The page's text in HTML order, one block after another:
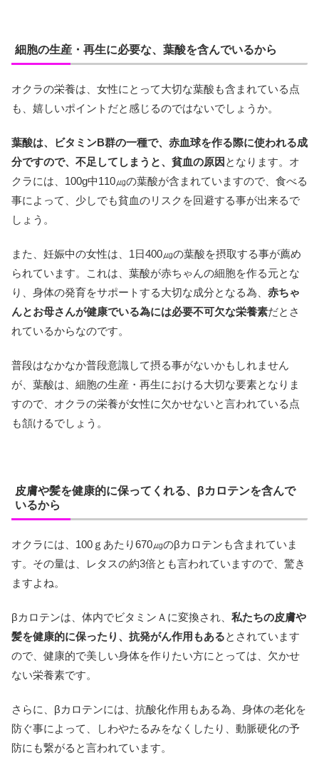
細胞の生産・再生に必要な、葉酸を含んでいるから
オクラの栄養は、女性にとって大切な葉酸も含まれている点
も、嬉しいポイントだと感じるのではないでしょうか。
葉酸は、ビタミンB群の一種で、赤血球を作る際に使われる成
分ですので、不足してしまうと、貧血の原因 となります。オ
クラには、100g中110㎍の葉酸が含まれていますので、食べる
事によって、少しでも貧血のリスクを回避する事が出来るで
しょう。
また、妊娠中の女性は、1日400㎍の葉酸を摂取する事が薦め
られています。これは、葉酸が赤ちゃんの細胞を作る元とな
り、身体の発育をサポートする大切な成分となる為、 赤ちゃ
んとお母さんが健康でいる為には必要不可欠な栄養素だとさ
れているからなのです。
普段はなかなか普段意識して摂る事がないかもしれません
が、葉酸は、細胞の生産・再生における大切な要素となりま
すので、オクラの栄養が女性に欠かせないと言われている点
も頷けるでしょう。
皮膚や髪を健康的に保ってくれる、βカロテンを含んで
いるから
オクラには、100ｇあたり670㎍のβカロテンも含まれていま
す。その量は、レタスの約3倍とも言われていますので、驚き
ますよね。
βカロテンは、体内でビタミンＡに変換され、 私たちの皮膚や
髪を健康的に保ったり、抗発がん作用もあるとされています
ので、健康的で美しい身体を作りたい方にとっては、欠かせ
ない栄養素です。
さらに、βカロテンには、抗酸化作用もある為、身体の老化を
防ぐ事によって、しわやたるみをなくしたり、動脈硬化の予
防にも繋がると言われています。